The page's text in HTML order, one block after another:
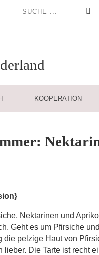
KOOPERATION
Nektarinen und
Geht es um Pfirsiche
die pelzige Haut von
Die Tarte ist recht